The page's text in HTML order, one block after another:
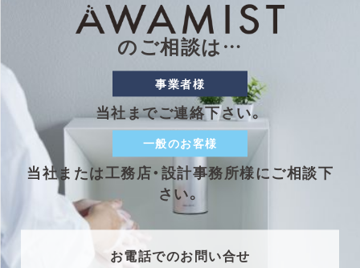
ー
シ
ン
のご相談は…
事業者様
当社までご連絡下さい。
一般のお客様
当社または工務店・設計事務所様にご相談下
さい。
お電話でのお問い合せ